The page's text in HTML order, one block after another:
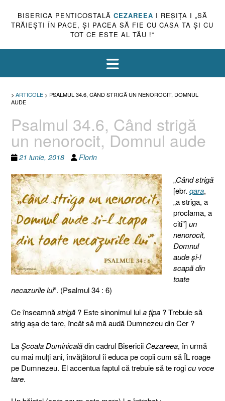
BISERICA PENTICOSTALĂ CEZAREEA I REŞIŢA I „SĂ
TRĂIEŞTI ÎN PACE, ŞI PACEA SĂ FIE CU CASA TA ŞI CU
TOT CE ESTE AL TĂU !”
> ARTICOLE > PSALMUL 34.6, CÂND STRIGĂ UN NENOROCIT, DOMNUL
AUDE
Psalmul 34.6, Când strigă
un nenorocit, Domnul aude
21 iunie, 2018 Florin
„Când strigă
[ebr. qara,
„a striga, a
proclama, a
citi”]un
nenorocit,
Domnul
aude şi-l
scapă din
toate
necazurile lui”. (Psalmul 34 : 6)
Ce înseamnăstrigă ? Este sinonimul luia ţipa ? Trebuie să
strig aşa de tare, încât să mă audă Dumnezeu din Cer ?
LaŞcoala Duminicalădin cadrul Bisericii Cezareea, în urmă
cu mai mulţi ani, învăţătorul îi educa pe copii cum să ÎL roage
pe Dumnezeu. El accentua faptul că trebuie să te rogicu voce
tare.